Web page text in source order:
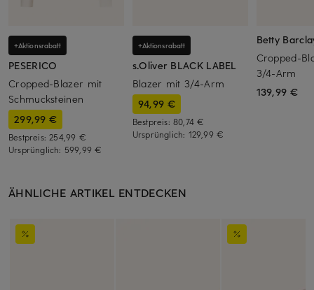
+Aktionsrabatt
PESERICO
Cropped-Blazer mit
Schmucksteinen
299,99 €
Bestpreis:254,99 €
Ursprünglich: 599,99 €
+Aktionsrabatt
s.Oliver BLACK LABEL
Blazer mit 3/4-Arm
94,99 €
Bestpreis: 80,74 €
Ursprünglich: 129,99 €
Betty
Cropped-
3/4-Arm
139,99 €
ÄHNLICHE ARTIKEL ENTDECKEN